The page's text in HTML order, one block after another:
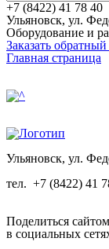
+7 (8422) 41 78 40
Ульяновск, ул.
Оборудование и
Заказать
Главная страница
Ульяновск, ул.
тел. +7 (8422) 41
Поделиться сайтом
в социальных